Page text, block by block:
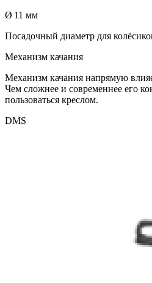
Ø 11 мм
Посадочный диаметр для
Механизм качания
Механизм качания напрямую
Чем сложнее и современнее его
пользоваться креслом.
DMS